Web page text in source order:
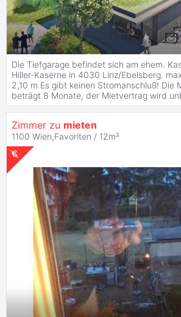
Die Tiefgarage befindet sich am ehem.
Hiller-Kaserne in 4030 Linz/Ebelsberg.
2,10 m Es gibt keinen Stromanschluß! Die
beträgt 8 Monate, der Mietvertrag wird
Zimmer zu mieten
1100 Wien,Favoriten / 12m²